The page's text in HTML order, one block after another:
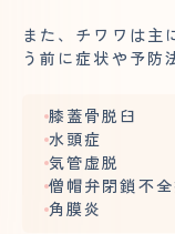
また、チワワは主
う前に症状や予防
膝蓋骨脱臼
水頭症
気管虚脱
僧帽弁閉鎖不
角膜炎